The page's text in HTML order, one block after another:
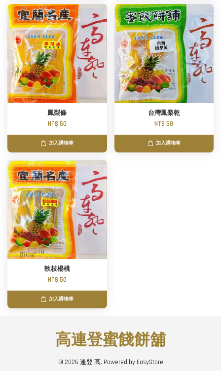
鳳梨條
NT$ 50
加入購物車
台灣鳳梨乾
NT$ 50
加入購物車
軟枝楊桃
NT$ 50
加入購物車
高連登蜜餞餅舖
© 2026 連登 高. Powered by EasyStore